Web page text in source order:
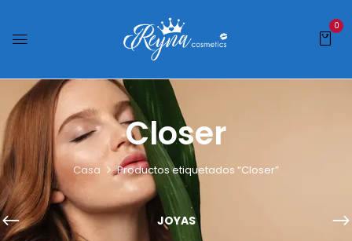
0
Closer
Casa Productos etiquetados “Closer”
JOYAS